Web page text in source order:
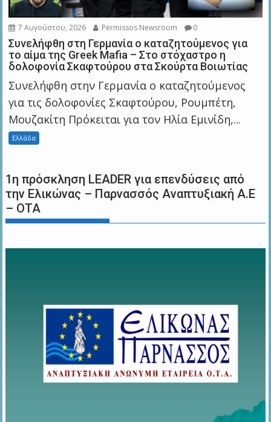
7 Αυγούστου, 2026 Permissos Newsroom 0
Συνελήφθη στη Γερμανία ο καταζητούμενος για
το αίμα της Greek Mafia – Στο στόχαστρο η
δολοφονία Σκαφτούρου στα Σκούρτα Βοιωτίας
Συνελήφθη στην Γερμανία ο καταζητούμενος
για τις δολοφονίες Σκαφτούρου, Ρουμπέτη,
Μουζακίτη Πρόκειται για τον Ηλία Εμινίδη,...
Ελλάδα
1η πρόσκληση LEADER για επενδύσεις από
την Ελικώνας – Παρνασσός Αναπτυξιακή Α.Ε
– ΟΤΑ